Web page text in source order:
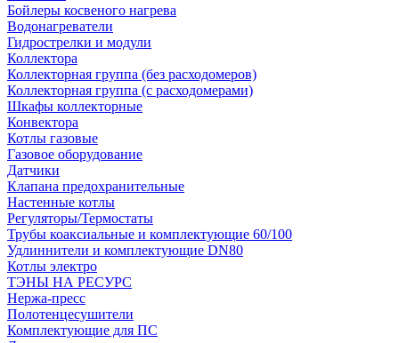
Бойлеры косвеного нагрева
Водонагреватели
Гидрострелки и модули
Коллектора
Коллекторная группа (без расходомеров)
Коллекторная группа (с расходомерами)
Шкафы коллекторные
Конвектора
Котлы газовые
Газовое оборудование
Датчики
Клапана предохранительные
Настенные котлы
Регуляторы/Термостаты
Трубы коаксиальные и комплектующие 60/100
Удлиннители и комплектующие DN80
Котлы электро
ТЭНЫ НА РЕСУРС
Нержа-пресс
Полотенцесушители
Комплектующие для ПС